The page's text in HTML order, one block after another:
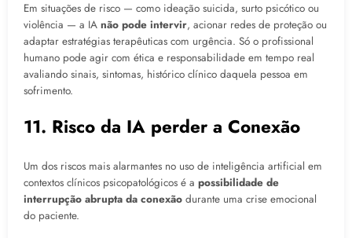
Em situações de risco — como ideação suicida, surto psicótico ou
violência — a IA não pode intervir, acionar redes de proteção ou
adaptar estratégias terapêuticas com urgência. Só o profissional
humano pode agir com ética e responsabilidade em tempo real
avaliando sinais, sintomas, histórico clínico daquela pessoa em
sofrimento.
11. Risco da IA perder a Conexão
Um dos riscos mais alarmantes no uso de inteligência artificial em
contextos clínicos psicopatológicos é a possibilidade de
interrupção abrupta da conexão durante uma crise emocional
do paciente.